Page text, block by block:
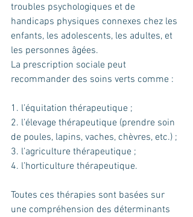
troubles psychologiques et de
handicaps physiques connexes chez les
enfants, les adolescents, les adultes, et
les personnes âgées.
La prescription sociale peut
recommander des soins verts comme :
1. l’équitation thérapeutique ;
2. l’élevage thérapeutique (prendre soin
de poules, lapins, vaches, chèvres, etc.) ;
3. l’agriculture thérapeutique ;
4. l’horticulture thérapeutique.
Toutes ces thérapies sont basées sur
une compréhension des déterminants